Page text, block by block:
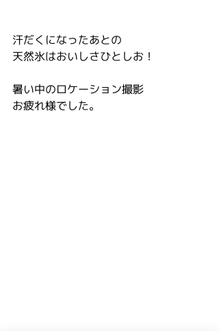
汗だくになったあとの
天然氷はおいしさひとしお！
暑い中のロケーション撮影
お疲れ様でした。